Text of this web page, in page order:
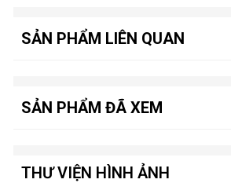
SẢN PHẨM LIÊN QUAN
SẢN PHẨM ĐÃ XEM
THƯ VIỆN HÌNH ẢNH